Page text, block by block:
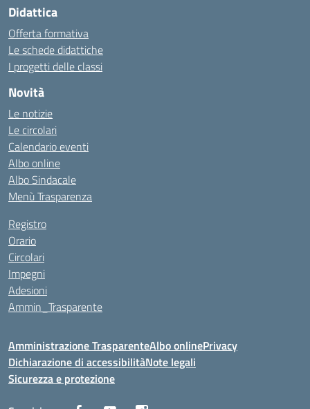
Didattica
Offerta formativa
Le schede didattiche
I progetti delle classi
Novità
Le notizie
Le circolari
Calendario eventi
Albo online
Albo Sindacale
Menù Trasparenza
Registro
Orario
Circolari
Impegni
Adesioni
Ammin_Trasparente
Amministrazione TrasparenteAlbo onlinePrivacy
Dichiarazione di accessibilitàNote legali
Sicurezza e protezione